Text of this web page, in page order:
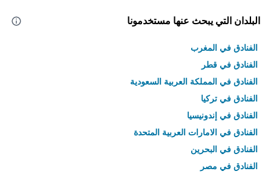
البلدان التي يبحث عنها مستخدمونا
الفنادق في المغرب
الفنادق في قطر
الفنادق في المملكة العربية السعودية
الفنادق في تركيا
الفنادق في إندونيسيا
الفنادق في الامارات العربية المتحدة
الفنادق في البحرين
الفنادق في مصر